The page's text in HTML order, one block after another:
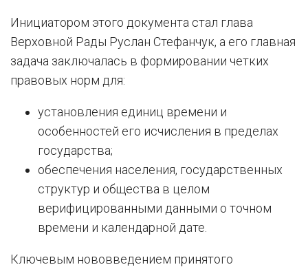
Инициатором этого документа стал глава
Верховной Рады Руслан Стефанчук, а его главная
задача заключалась в формировании четких
правовых норм для:
установления единиц времени и
особенностей его исчисления в пределах
государства;
обеспечения населения, государственных
структур и общества в целом
верифицированными данными о точном
времени и календарной дате.
Ключевым нововведением принятого